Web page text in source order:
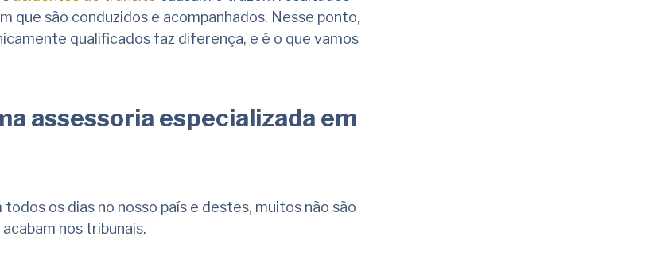
que são conduzidos e acompanhados. Nesse ponto,
qualificados faz diferença, e é o que vamos
assessoria especializada em
os dias no nosso país e destes, muitos não são
nos tribunais.